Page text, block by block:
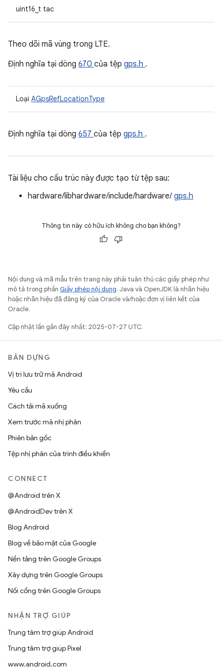
uint16_t tac
Theo dõi mã vùng trong LTE.
Định nghĩa tại dòng 670 của tệp gps.h .
Loại AGpsRefLocationType
Định nghĩa tại dòng 657 của tệp gps.h .
Tài liệu cho cấu trúc này được tạo từ tệp sau:
hardware/libhardware/include/hardware/ gps.h
Thông tin này có hữu ích không cho bạn không?
Nội dung và mã mẫu trên trang này phải tuân thủ các giấy phép như
mô tả trong phần Giấy phép nội dung. Java và OpenJDK là nhãn hiệu
hoặc nhãn hiệu đã đăng ký của Oracle và/hoặc đơn vị liên kết của
Oracle.
Cập nhật lần gần đây nhất: 2025-07-27 UTC.
BẢN DỰNG
Vị trí lưu trữ mã Android
Yêu cầu
Cách tải mã xuống
Xem trước mã nhị phân
Phiên bản gốc
Tệp nhị phân của trình điều khiển
CONNECT
@Android trên X
@AndroidDev trên X
Blog Android
Blog về bảo mật của Google
Nền tảng trên Google Groups
Xây dựng trên Google Groups
Nối cổng trên Google Groups
NHẬN TRỢ GIÚP
Trung tâm trợ giúp Android
Trung tâm trợ giúp Pixel
www.android.com